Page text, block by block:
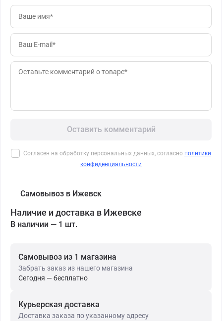
Оставить комментарий
Согласен на обработку персональных данных, согласно политики
конфиденциальности
Самовывоз в Ижевск
Наличие и доставка в Ижевске
В наличии — 1 шт.
Самовывоз из 1 магазина
Забрать заказ из нашего магазина
Сегодня — бесплатно
Курьерская доставка
Доставка заказа по указанному адресу